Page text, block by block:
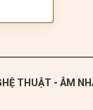
THUẬT - ÂM